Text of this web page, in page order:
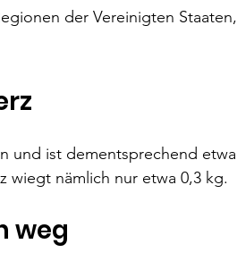
der Vereinigten Staaten,
und ist dementsprechend etwa
wiegt nämlich nur etwa 0,3 kg.
weg